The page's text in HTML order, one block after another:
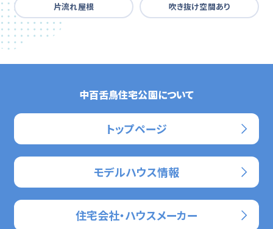
片流れ屋根 吹き抜け空間あり
中百舌鳥住宅公園について
トップページ
モデルハウス情報
住宅会社・ハウスメーカー